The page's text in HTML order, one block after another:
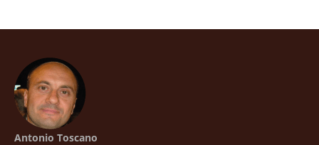
Antonio Toscano